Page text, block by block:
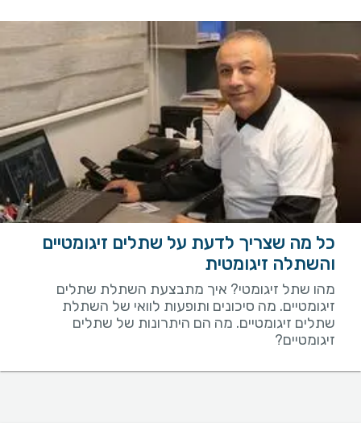
כל מה שצריך לדעת על שתלים זיגומטיים
והשתלה זיגומטית
מהו שתל זיגומטי? איך מתבצעת השתלת שתלים
זיגומטיים. מה סיכונים ותופעות לוואי של השתלת
שתלים זיגומטיים. מה הם היתרונות של שתלים
זיגומטיים?